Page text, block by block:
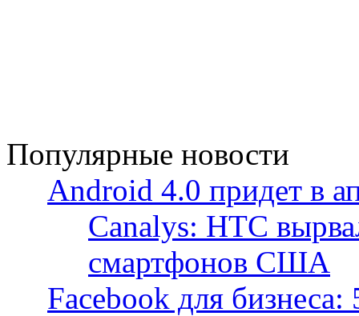
Популярные новости
Android 4.0 придет в
Canalys: HTC
смартфонов США
Facebook для бизнеса: